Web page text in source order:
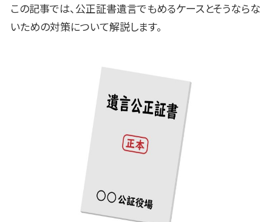
この記事では、公正証書遺言でもめるケースとそうならな
いための対策について解説します。